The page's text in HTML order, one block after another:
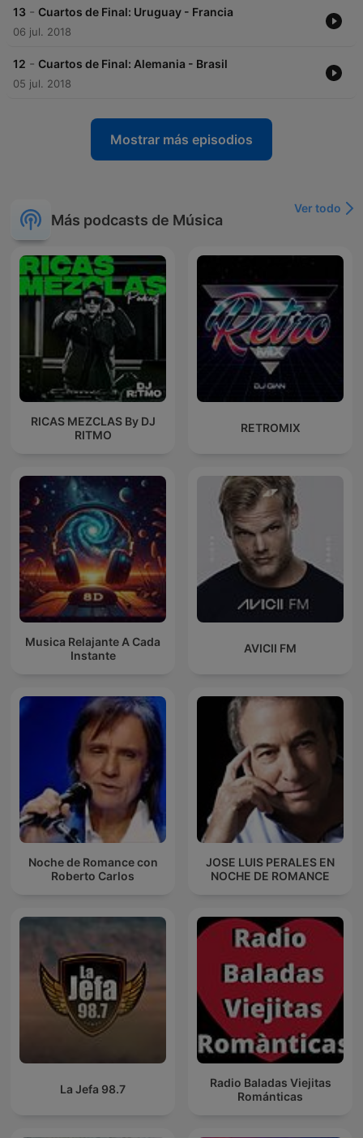
13 - Cuartos de Final: Uruguay - Francia
06 jul. 2018
12 - Cuartos de Final: Alemania - Brasil
05 jul. 2018
Mostrar más episodios
Más podcasts de Música
Ver todo
RICAS MEZCLAS By DJ
RITMO
RETROMIX
Musica Relajante A Cada
Instante
AVICII FM
Noche de Romance con
Roberto Carlos
JOSE LUIS PERALES EN
NOCHE DE ROMANCE
La Jefa 98.7
Radio Baladas Viejitas
Románticas